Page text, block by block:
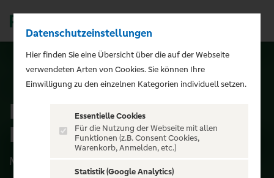
ALLE EVENTS
Ingo Appelt - MÄNNER
NERVEN STARK
MÄNNER NERVEN STARK
Datenschutzeinstellungen
Hier finden Sie eine Übersicht über die auf der Webseite
verwendeten Arten von Cookies. Sie können Ihre
Einwilligung zu den einzelnen Kategorien individuell setzen.
Essentielle Cookies
Für die Nutzung der Webseite mit allen
Funktionen (z.B. Consent Cookies,
Warenkorb, Anmelden, etc.)
Statistik (Google Analytics)